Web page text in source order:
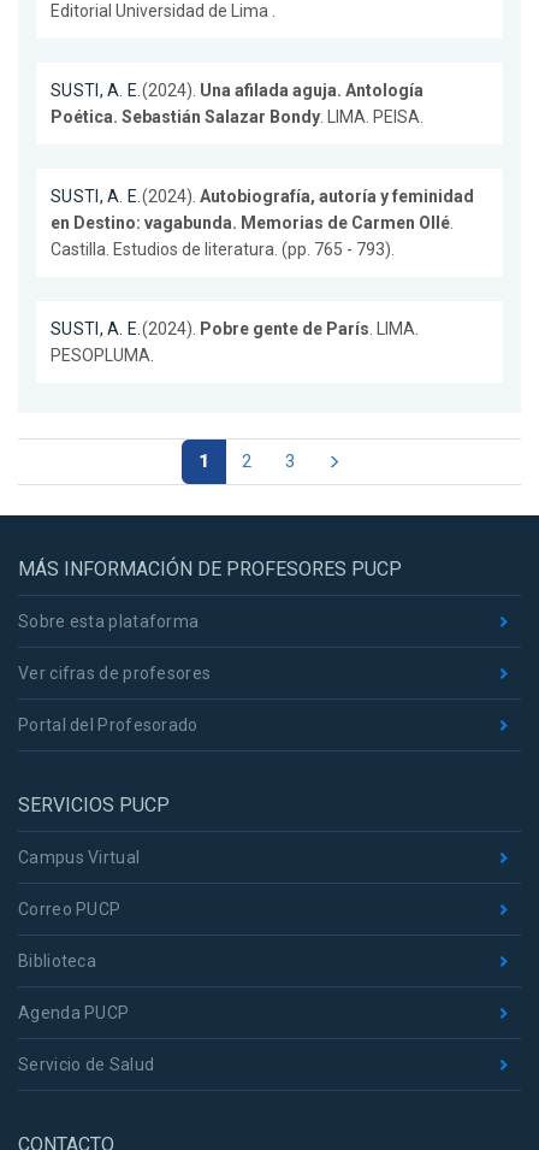
Editorial Universidad de Lima .
SUSTI, A. E.(2024). Una afilada aguja. Antología
Poética. Sebastián Salazar Bondy. LIMA. PEISA.
SUSTI, A. E.(2024). Autobiografía, autoría y feminidad
en Destino: vagabunda. Memorias de Carmen Ollé.
Castilla. Estudios de literatura. (pp. 765 - 793).
SUSTI, A. E.(2024). Pobre gente de París. LIMA.
PESOPLUMA.
1 2 3
MÁS INFORMACIÓN DE PROFESORES PUCP
Sobre esta plataforma
Ver cifras de profesores
Portal del Profesorado
SERVICIOS PUCP
Campus Virtual
Correo PUCP
Biblioteca
Agenda PUCP
Servicio de Salud
CONTACTO